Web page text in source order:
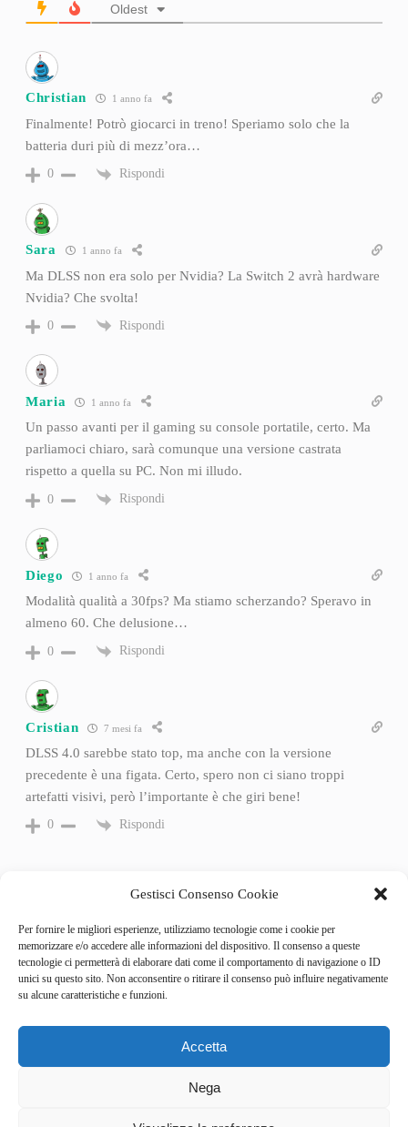
Gestisci Consenso Cookie
Per fornire le migliori esperienze, utilizziamo tecnologie come i cookie per
memorizzare e/o accedere alle informazioni del dispositivo. Il consenso a queste
tecnologie ci permetterà di elaborare dati come il comportamento di navigazione o ID
unici su questo sito. Non acconsentire o ritirare il consenso può influire negativamente
su alcune caratteristiche e funzioni.
Accetta
Nega
Oldest
Christian 1 anno fa
Finalmente! Potrò giocarci in treno! Speriamo solo che la
batteria duri più di mezz’ora…
0 Rispondi
Sara 1 anno fa
Ma DLSS non era solo per Nvidia? La Switch 2 avrà hardware
Nvidia? Che svolta!
0 Rispondi
Maria 1 anno fa
Un passo avanti per il gaming su console portatile, certo. Ma
parliamoci chiaro, sarà comunque una versione castrata
rispetto a quella su PC. Non mi illudo.
0 Rispondi
Diego 1 anno fa
Modalità qualità a 30fps? Ma stiamo scherzando? Speravo in
almeno 60. Che delusione…
0 Rispondi
Cristian 7 mesi fa
DLSS 4.0 sarebbe stato top, ma anche con la versione
precedente è una figata. Certo, spero non ci siano troppi
artefatti visivi, però l’importante è che giri bene!
0 Rispondi
Categories
GameSpotlight